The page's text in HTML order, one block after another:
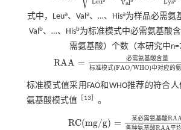
Leu Val Lys
式中，Leua、Vala、…、Hisa为样品必需氨
Valb、…、Hisb为标准模式中必需氨基酸
需氨基酸）个数（本研究中
RA A = 必需氨基酸含量
标准模式(FAO/WHO)中对应的氨
RAA=必需氨基酸含量标准模式FAO
标准模式值采用FAO和WHO推荐的符合
氨基酸模式值
13 。
RC(mg/g) = 某必需氨基酸RA
各种氨基酸RAA平
RC(mg/g) =某必 需氨基酸RAA各